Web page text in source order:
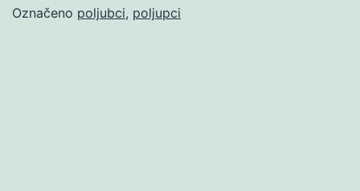
Označeno poljubci, poljupci